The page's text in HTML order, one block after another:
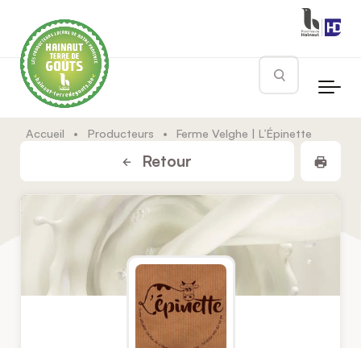
Rechercher
Accueil • Producteurs • Ferme Velghe | L’Épinette
Retour